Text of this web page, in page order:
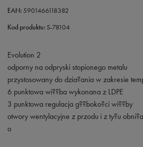
EAN:5901466118382
Kod produktu: S-78104
Evolution 2
odporny na odpryski stopionego metalu
przystosowany do dzia?ania w zakresie
6 punktowa wi??ba wykonana z LDPE
3 punktowa regulacja g??boko?ci wi??by
otwory wentylacyjne z przodu i z ty?u
o